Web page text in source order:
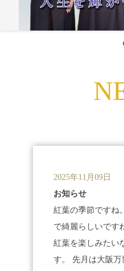
2025年11月09日
お知らせ
紅葉の季節ですね
で綺麗らしいです
紅葉を楽しみたい
す。 先月は大阪